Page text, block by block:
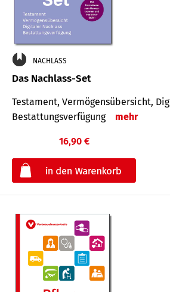
NACHLASS
Das Nachlass-Set
Testament, Vermögens­übersicht,
Bestat­tungs­ver­fügung
mehr
16,90 €